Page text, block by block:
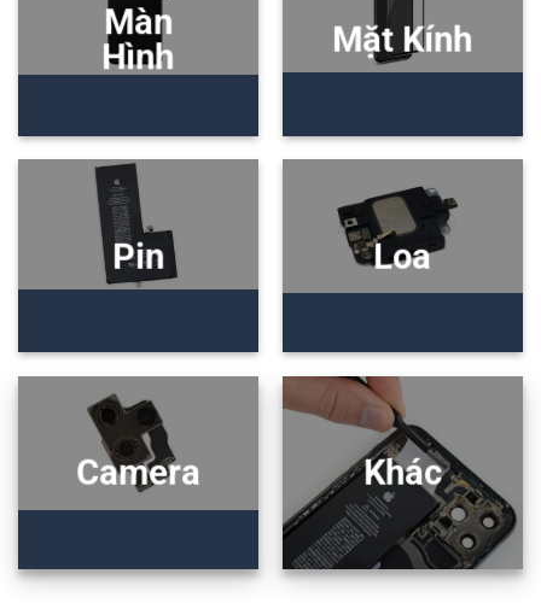
Màn
Hình
Mặt Kính
Pin Loa
Camera Khác